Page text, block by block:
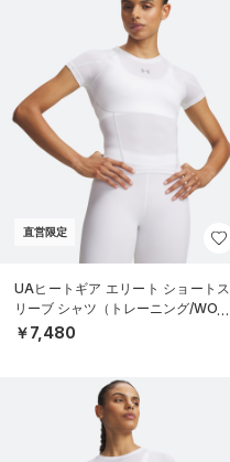
直営限定
UAヒートギア エリート ショートス
リーブ シャツ（トレーニング/WOM
EN）
￥7,480